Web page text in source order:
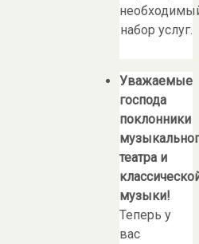
набор услуг.
Уважаемые
господа
поклонники
театра и
музыки!
Теперь у
вас